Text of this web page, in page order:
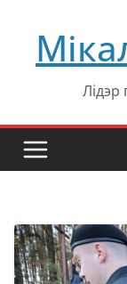
содержимому